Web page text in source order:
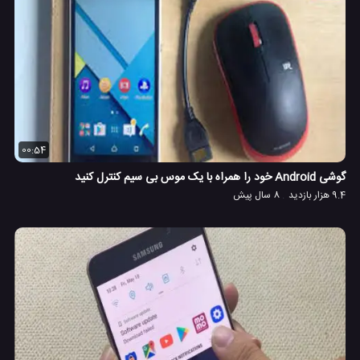
00:54
گوشی Android خود را همراه با یک موس بی سیم کنترل کنید
9.4 هزار بازدید 8 سال پیش